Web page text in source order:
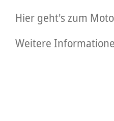
Hier geht's zum
Weitere